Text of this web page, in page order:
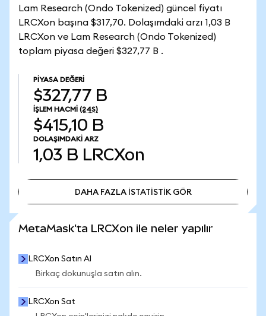
Lam Research (Ondo Tokenized) güncel fiyatı
LRCXon başına $317,70. Dolaşımdaki arzı 1,03 B
LRCXon ve Lam Research (Ondo Tokenized)
toplam piyasa değeri $327,77 B .
PIYASA DEĞERI
$327,77 B
İŞLEM HACMI (24S)
$415,10 B
DOLAŞIMDAKI ARZ
1,03 B LRCXon
DAHA FAZLA İSTATİSTİK GÖR
MetaMask'ta LRCXon ile neler yapılır
LRCXon Satın Al
Birkaç dokunuşla satın alın.
LRCXon Sat